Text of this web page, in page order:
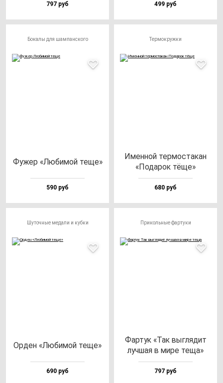
797 руб 499 руб
Бокалы для шампанского
Фужер «Люби­мой те­ще»
590 руб
Термокружки
Имен­ной тер­мос­та­кан
«Пода­рок тё­ще»
680 руб
Шуточные медали и кубки
Орден «Люби­мой те­ще»
690 руб
Прикольные фартуки
Фар­тук «Так выг­ля­дит
луч­шая в ми­ре те­ща»
797 руб